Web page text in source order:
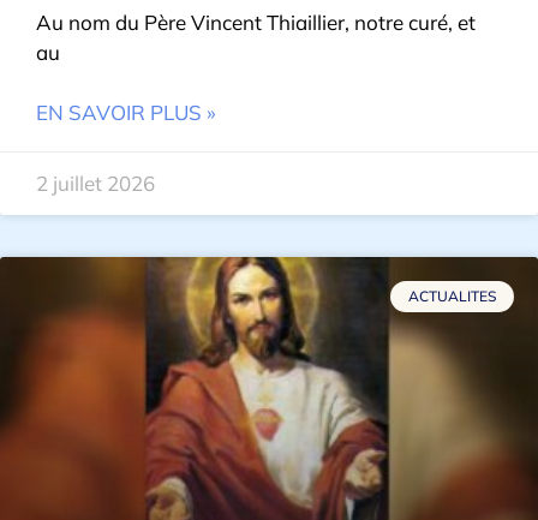
Au nom du Père Vincent Thiaillier, notre curé, et
au
EN SAVOIR PLUS »
2 juillet 2026
ACTUALITES